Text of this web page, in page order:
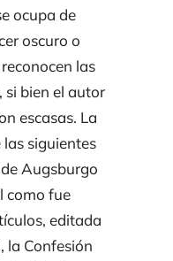
ocupa de
oscuro o
las
si bien el autor
escasas. La
siguientes
Augsburgo
como fue
editada
la Confesión